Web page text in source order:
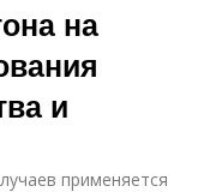
на
и
применяется